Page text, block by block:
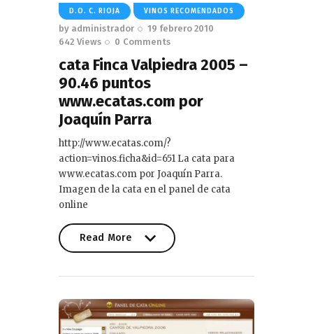
D.O. C. RIOJA VINOS RECOMENDADOS
by administrador
19 febrero 2010
642 Views 0 Comments
cata Finca Valpiedra 2005 –
90.46 puntos
www.ecatas.com por
Joaquín Parra
http://www.ecatas.com/?
action=vinos.ficha&id=651 La cata para
www.ecatas.com por Joaquín Parra.
Imagen de la cata en el panel de cata
online
Read More